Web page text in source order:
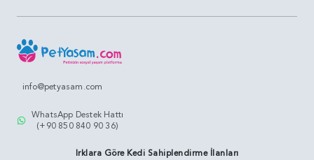
info@petyasam.com
WhatsApp Destek Hattı
(+90 850 840 90 36)
Irklara Göre Kedi Sahiplendirme İlanları